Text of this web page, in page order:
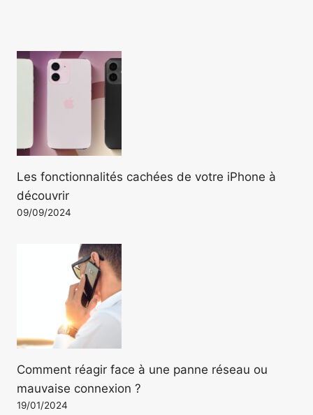
Les fonctionnalités cachées de votre iPhone à
découvrir
09/09/2024
Comment réagir face à une panne réseau ou
mauvaise connexion ?
19/01/2024